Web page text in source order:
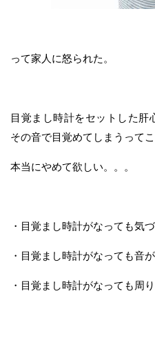
って家人に怒られた。
目覚まし時計をセットした肝
その音で目覚めてしまうって
本当にやめて欲しい。。。
・目覚まし時計がなっても気
・目覚まし時計がなっても音
・目覚まし時計がなっても周